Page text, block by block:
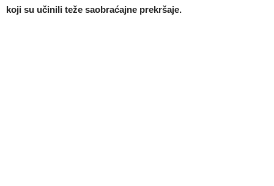
koji su učinili teže saobraćajne prekršaje.